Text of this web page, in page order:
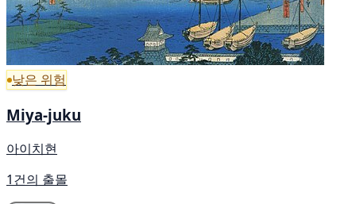
낮은 위험
Miya-juku
아이치현
1건의 출몰